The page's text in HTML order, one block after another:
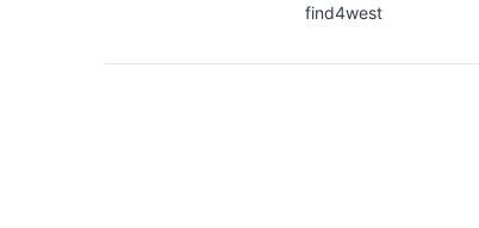
find4west